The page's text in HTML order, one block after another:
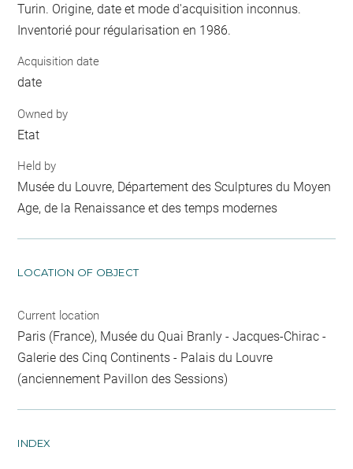
Turin. Origine, date et mode d'acquisition inconnus.
Inventorié pour régularisation en 1986.
Acquisition date
date
Owned by
Etat
Held by
Musée du Louvre, Département des Sculptures du Moyen
Age, de la Renaissance et des temps modernes
LOCATION OF OBJECT
Current location
Paris (France), Musée du Quai Branly - Jacques-Chirac -
Galerie des Cinq Continents - Palais du Louvre
(anciennement Pavillon des Sessions)
INDEX